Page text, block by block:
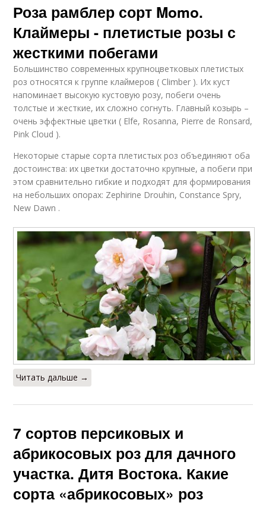
Роза рамблер сорт Momo.
Клаймеры - плетистые розы с
жесткими побегами
Большинство современных крупноцветковых плетистых
роз относятся к группе клаймеров ( Climber ). Их куст
напоминает высокую кустовую розу, побеги очень
толстые и жесткие, их сложно согнуть. Главный козырь –
очень эффектные цветки ( Elfe, Rosanna, Pierre de Ronsard,
Pink Cloud ).
Некоторые старые сорта плетистых роз объединяют оба
достоинства: их цветки достаточно крупные, а побеги при
этом сравнительно гибкие и подходят для формирования
на небольших опорах: Zephirine Drouhin, Constance Spry,
New Dawn .
Читать дальше →
7 сортов персиковых и
абрикосовых роз для дачного
участка. Дитя Востока. Какие
сорта «абрикосовых» роз